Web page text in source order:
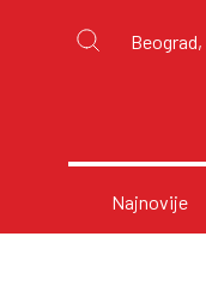
Beograd,
Najnovije